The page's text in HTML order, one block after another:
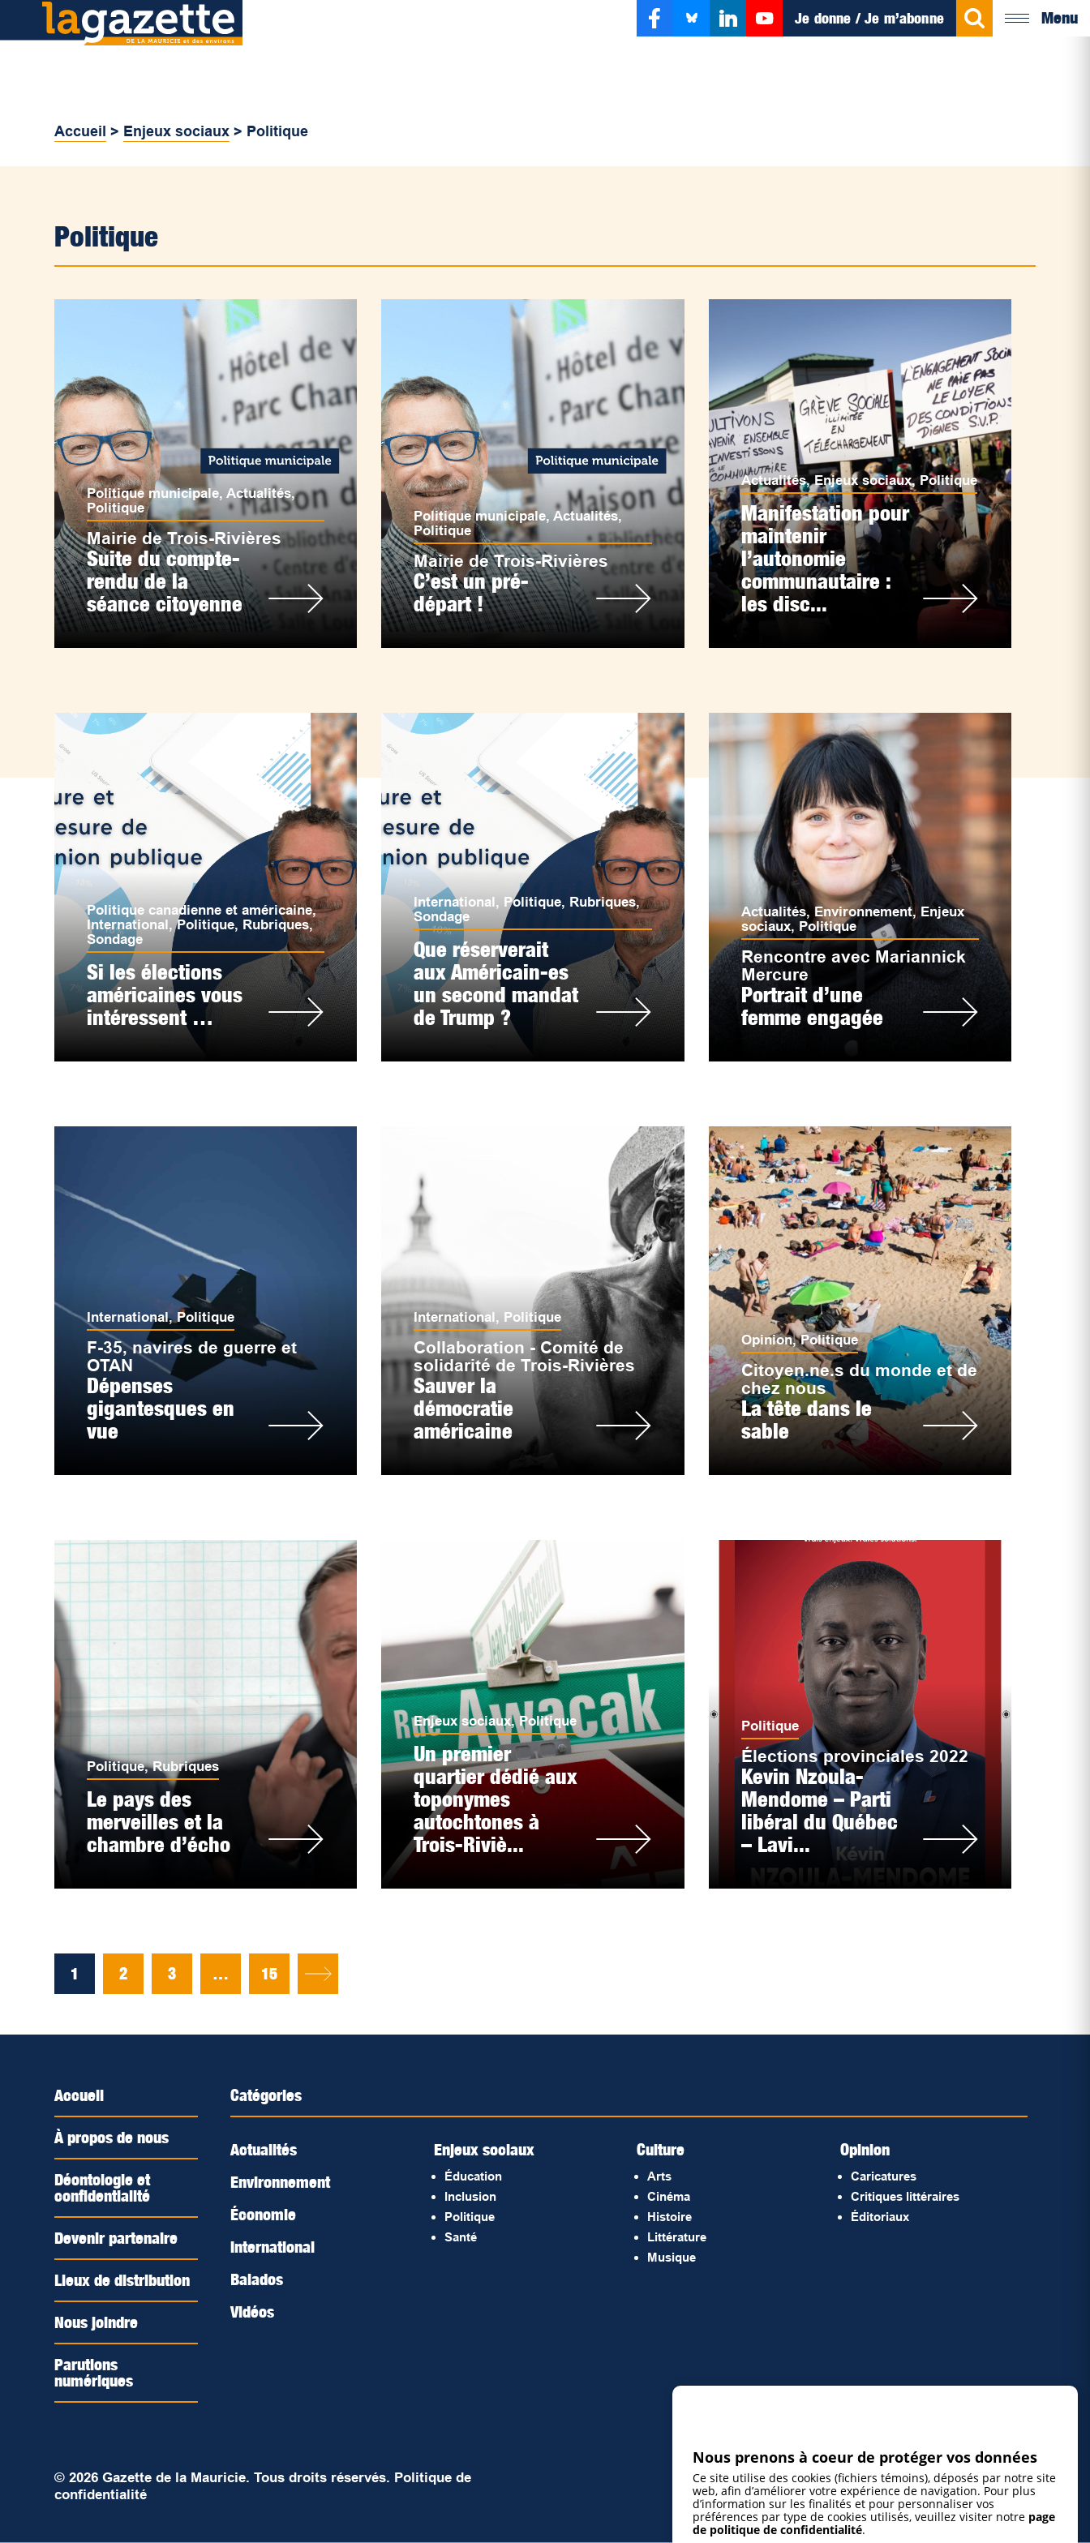
Je donne / Je m’abonne Menu
Accueil > Enjeux sociaux > Politique
Politique
Politique municipale,Actualités,
Politique
Mairie de Trois-Rivières
Suite du compte-
rendu de la
séance citoyenne
Politique municipale,Actualités,
Politique
Mairie de Trois-Rivières
C’est un pré-
départ !
Actualités,Enjeux sociaux,Politique
Manifestation pour
maintenir
l’autonomie
communautaire :
les disc...
Politique canadienne et américaine,
International,Politique, Rubriques,
Sondage
Si les élections
américaines vous
intéressent …
International, Politique, Rubriques,
Sondage
Que réserverait
aux Américain-es
un second mandat
de Trump ?
Actualités, Environnement, Enjeux
sociaux, Politique
Rencontre avec Mariannick
Mercure
Portrait d’une
femme engagée
International,Politique
F-35, navires de guerre et
OTAN
Dépenses
gigantesques en
vue
International, Politique
Collaboration - Comité de
solidarité de Trois-Rivières
Sauver la
démocratie
américaine
Opinion,Politique
Citoyen.ne.s du monde et de
chez nous
La tête dans le
sable
Politique,Rubriques
Le pays des
merveilles et la
chambre d’écho
Enjeux sociaux, Politique
Un premier
quartier dédié aux
toponymes
autochtones à
Trois-Riviè...
Politique
Élections provinciales 2022
Kevin Nzoula-
Mendome – Parti
libéral du Québec
– Lavi...
1 2 3 … 15
Accueil
À propos de nous
Déontologie et
confidentialité
Devenir partenaire
Lieux de distribution
Nous joindre
Parutions
numériques
Catégories
Actualités
Environnement
Économie
International
Balados
Vidéos
Enjeux sociaux
Éducation
Inclusion
Politique
Santé
Culture
Arts
Cinéma
Histoire
Littérature
Musique
Opinion
Caricatures
Critiques littéraires
Éditoriaux
© 2026 Gazette de la Mauricie. Tous droits réservés. Politique de
confidentialité
Nous prenons à coeur de protéger vos données
Ce site utilise des cookies (fichiers témoins), déposés par notre site
web, afin d’améliorer votre expérience de navigation. Pour plus
d’information sur les finalités et pour personnaliser vos
préférences par type de cookies utilisés, veuillez visiter notre page
de politique de confidentialité.